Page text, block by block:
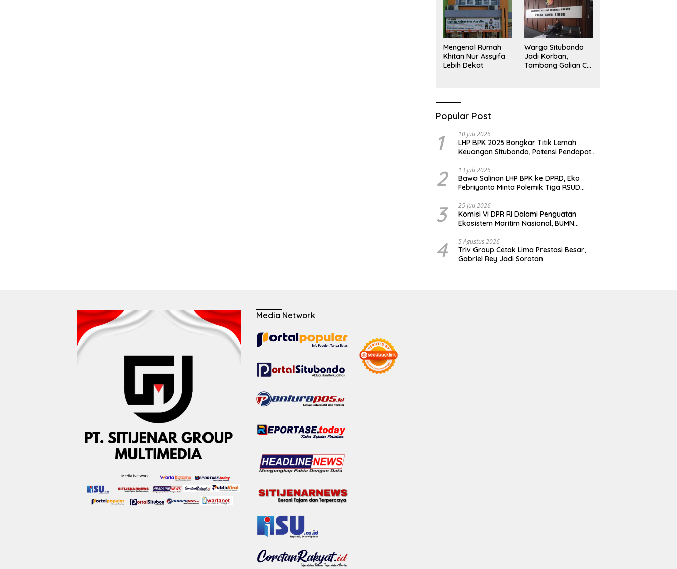
Mengenal Rumah
Khitan Nur Assyifa
Lebih Dekat
Warga Situbondo
Jadi Korban,
Tambang Galian C
Popular Post
1 10 Juli 2026
LHP BPK 2025 Bongkar Titik Lemah
Keuangan Situbondo, Potensi Pendapatan
2 13 Juli 2026
Bawa Salinan LHP BPK ke DPRD, Eko
Febriyanto Minta Polemik Tiga RSUD
Opini
3 25 Juli 2026
Komisi VI DPR RI Dalami Penguatan
Ekosistem Maritim Nasional, BUMN
Surabaya
4 5 Agustus 2026
Triv Group Cetak Lima Prestasi Besar,
Gabriel Rey Jadi Sorotan
Media Network